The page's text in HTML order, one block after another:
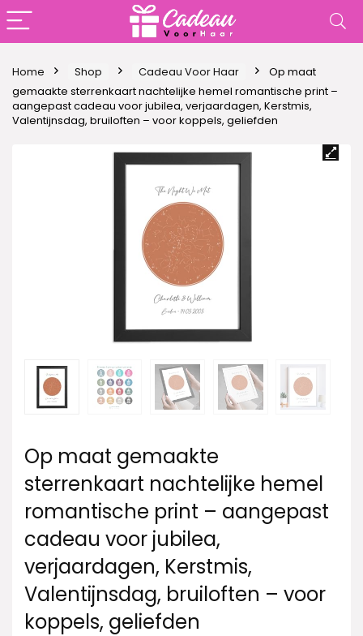
Home Shop Cadeau Voor Haar
Op maat
gemaakte sterrenkaart nachtelijke hemel romantische print –
aangepast cadeau voor jubilea, verjaardagen, Kerstmis,
Valentijnsdag, bruiloften – voor koppels, geliefden
Op maat gemaakte
sterrenkaart nachtelijke hemel
romantische print – aangepast
cadeau voor jubilea,
verjaardagen, Kerstmis,
Valentijnsdag, bruiloften – voor
koppels, geliefden